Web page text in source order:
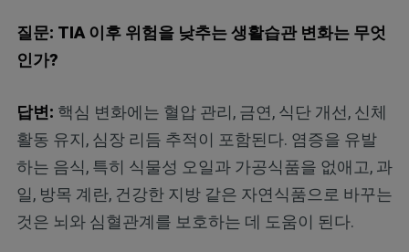
질문: TIA 이후 위험을 낮추는 생활습관 변화는 무엇
인가?
답변: 핵심 변화에는 혈압 관리, 금연, 식단 개선, 신체
활동 유지, 심장 리듬 추적이 포함된다. 염증을 유발
하는 음식, 특히 식물성 오일과 가공식품을 없애고, 과
일, 방목 계란, 건강한 지방 같은 자연식품으로 바꾸는
것은 뇌와 심혈관계를 보호하는 데 도움이 된다.